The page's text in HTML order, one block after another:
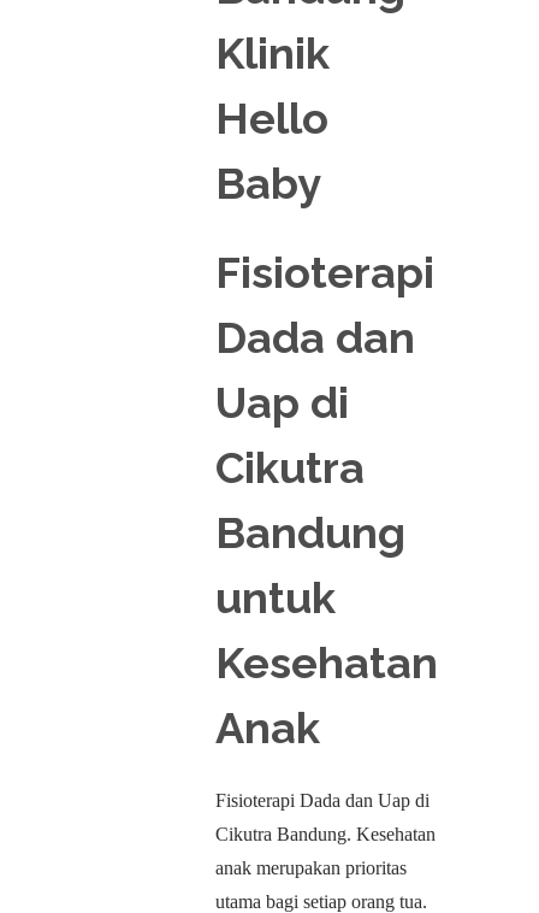
Fisioterapi
Dada dan
Uap di
Cikutra
Bandung
untuk
Kesehatan
Anak
Fisioterapi Dada dan Uap di
Cikutra Bandung. Kesehatan
anak merupakan prioritas
utama bagi setiap orang tua.